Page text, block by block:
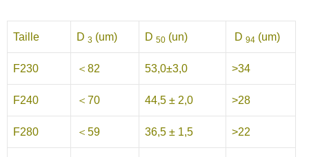
Taille D 3 (um) D 50 (un) D 94 (um)
F230 ＜82 53,0±3,0 >34
F240 ＜70 44,5 ± 2,0 >28
F280 ＜59 36,5 ± 1,5 >22